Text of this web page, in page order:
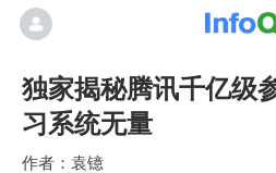
独家揭秘腾讯千亿级
习系统无量
袁镱